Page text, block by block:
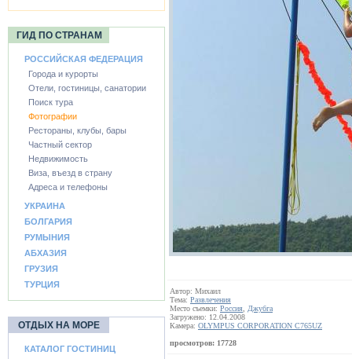
ГИД ПО СТРАНАМ
РОССИЙСКАЯ ФЕДЕРАЦИЯ
Города и курорты
Отели, гостиницы, санатории
Поиск тура
Фотографии
Рестораны, клубы, бары
Частный сектор
Недвижимость
Виза, въезд в страну
Адреса и телефоны
УКРАИНА
БОЛГАРИЯ
РУМЫНИЯ
АБХАЗИЯ
ГРУЗИЯ
ТУРЦИЯ
ОТДЫХ НА МОРЕ
КАТАЛОГ ГОСТИНИЦ
Автор: Михаил
Тема: Развлечения
Место съемки: Россия
Джубга
Загружено: 12.04.2008
Камера: OLYMPUS CORPORATION C765UZ
просмотров: 17728